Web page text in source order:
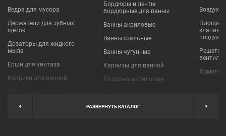
Ведра для мусора
Держатели для зубных
щеток
Дозаторы для жидкого
мыла
Ерши для унитаза
Коврики для ванной
Мыльницы
Бордюры и ленты
бордюрные для ванны
Ванны акриловые
Ванны стальные
Ванны чугунные
Карнизы для ванной
Поддоны акриловые
Пробки для ванн
клапаны
Решетки
Хомуты
РАЗВЕРНУТЬ КАТАЛОГ